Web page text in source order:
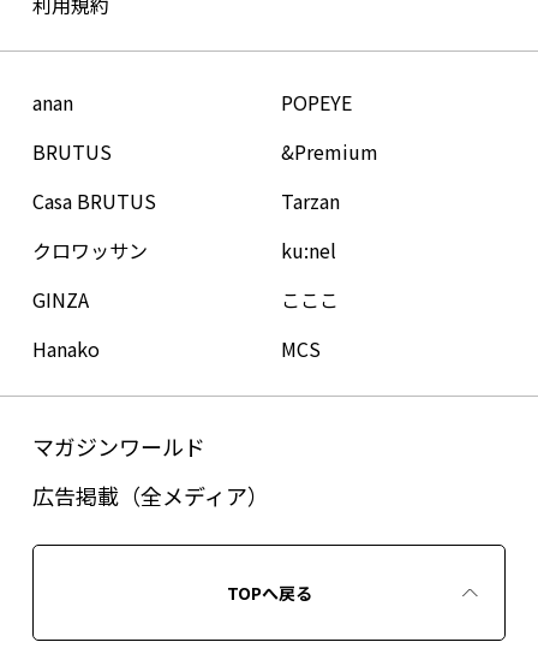
anan
BRUTUS
Casa BRUTUS
クロワッサン
GINZA
Hanako
POPEYE
&Premium
Tarzan
ku:nel
こここ
MCS
マガジンワールド
広告掲載（全メディア）
TOPへ戻る